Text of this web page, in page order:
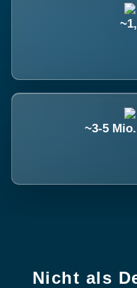
~3-5 Mio.
Nicht als